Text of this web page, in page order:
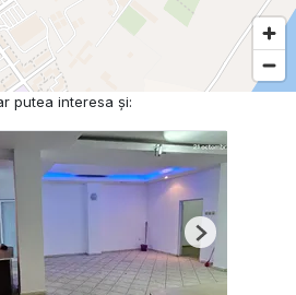
putea interesa și:
Next